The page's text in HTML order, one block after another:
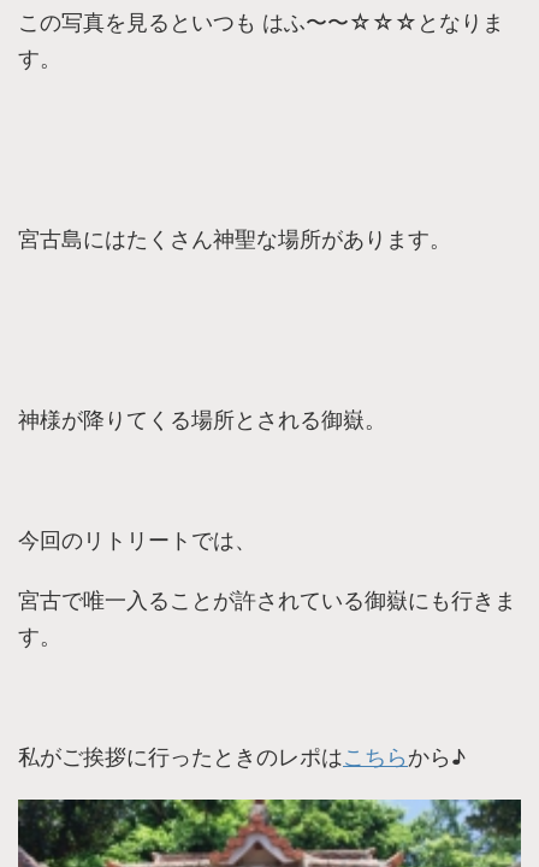
この写真を見るといつも はふ〜〜☆☆☆となりま
す。
宮古島にはたくさん神聖な場所があります。
神様が降りてくる場所とされる御嶽。
今回のリトリートでは、
宮古で唯一入ることが許されている御嶽にも行きま
す。
私がご挨拶に行ったときのレポはこちらから♪